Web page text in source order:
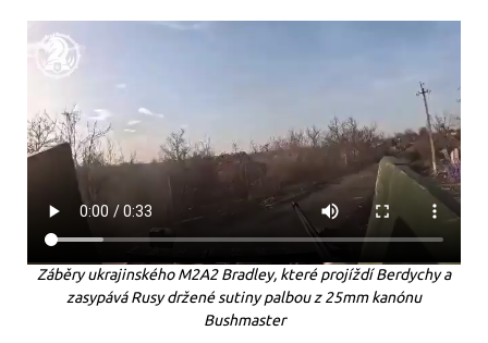
Záběry ukrajinského M2A2 Bradley, které projíždí Berdychy a
zasypává Rusy držené sutiny palbou z 25mm kanónu
Bushmaster